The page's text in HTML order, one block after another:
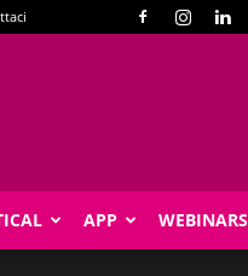
APP WEBINARS